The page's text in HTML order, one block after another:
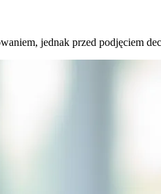
jednak przed podjęciem